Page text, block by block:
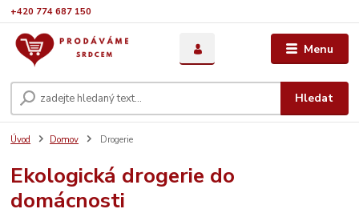
Menu
Hledat
+420 774 687 150
Úvod Domov Drogerie
Ekologická drogerie do
domácnosti